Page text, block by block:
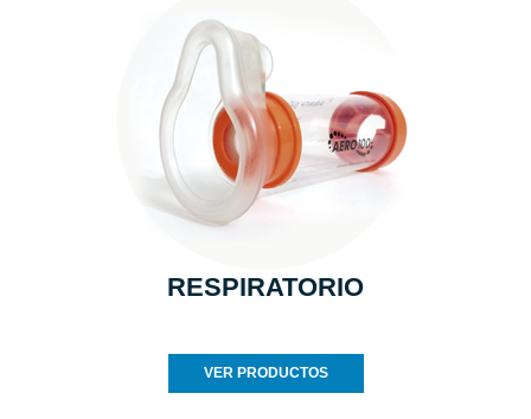
RESPIRATORIO
VER PRODUCTOS